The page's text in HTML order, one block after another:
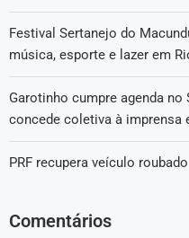
Festival Sertanejo do
música, esporte e lazer em
Garotinho cumpre agenda no
concede coletiva à imprensa
PRF recupera veículo roubado
Comentários